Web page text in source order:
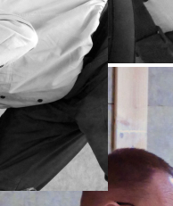
muss schnellstmöglich
abgegebene
Sicherheit - ist in vielen